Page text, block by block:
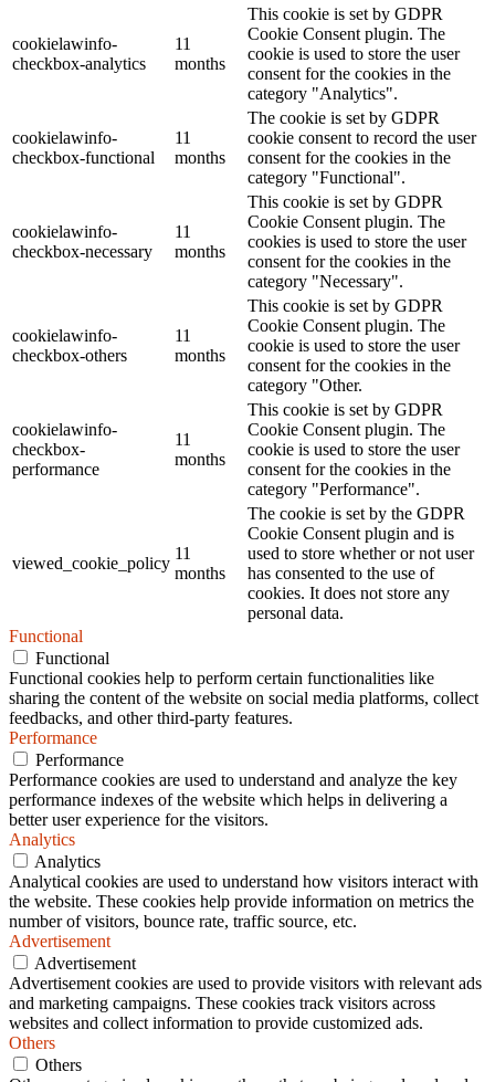
cookielawinfo-
checkbox-analytics
11
months
This cookie is set by GDPR
Cookie Consent plugin. The
cookie is used to store the user
consent for the cookies in the
category "Analytics".
cookielawinfo-
checkbox-functional
11
months
The cookie is set by GDPR
cookie consent to record the user
consent for the cookies in the
category "Functional".
cookielawinfo-
checkbox-necessary
11
months
This cookie is set by GDPR
Cookie Consent plugin. The
cookies is used to store the user
consent for the cookies in the
category "Necessary".
cookielawinfo-
checkbox-others
11
months
This cookie is set by GDPR
Cookie Consent plugin. The
cookie is used to store the user
consent for the cookies in the
category "Other.
cookielawinfo-
checkbox-
performance
11
months
This cookie is set by GDPR
Cookie Consent plugin. The
cookie is used to store the user
consent for the cookies in the
category "Performance".
viewed_cookie_policy
11
months
The cookie is set by the GDPR
Cookie Consent plugin and is
used to store whether or not user
has consented to the use of
cookies. It does not store any
personal data.
Functional
Functional
Functional cookies help to perform certain functionalities like
sharing the content of the website on social media platforms, collect
feedbacks, and other third-party features.
Performance
Performance
Performance cookies are used to understand and analyze the key
performance indexes of the website which helps in delivering a
better user experience for the visitors.
Analytics
Analytics
Analytical cookies are used to understand how visitors interact with
the website. These cookies help provide information on metrics the
number of visitors, bounce rate, traffic source, etc.
Advertisement
Advertisement
Advertisement cookies are used to provide visitors with relevant ads
and marketing campaigns. These cookies track visitors across
websites and collect information to provide customized ads.
Others
Others